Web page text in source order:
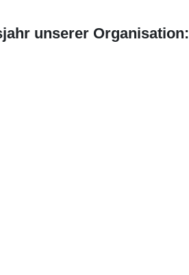
unserer Organisation: